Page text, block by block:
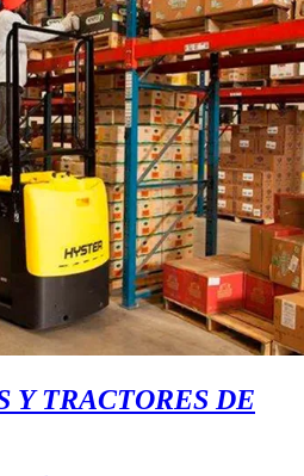
Y TRACTORES DE